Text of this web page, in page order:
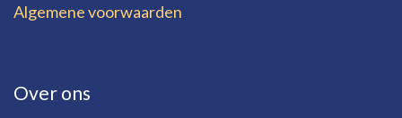
Algemene voorwaarden
Over ons